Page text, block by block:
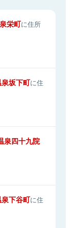
栄町に住所
坂下町に住
泉四十九院
下谷町に住